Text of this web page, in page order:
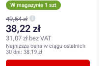
W magazynie 1 szt
49,64 zł
38,22 zł
31,07 zł bez VAT
Najniższa cena w ciągu ostatnich
30 dni: 38,19 zł